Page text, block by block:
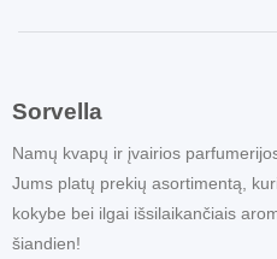
Sorvella
Namų kvapų ir įvairios
Jums platų prekių asortimentą,
kokybe bei ilgai išsilaikančiais
šiandien!